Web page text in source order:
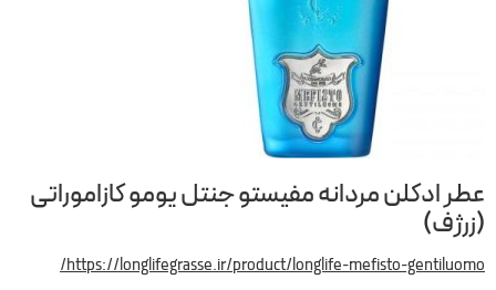
عطر ادکلن مردانه مفیستو جنتل یومو کازاموراتی
(زرژف)
https://longlifegrasse.ir/product/longlife-mefisto-gentiluomo/